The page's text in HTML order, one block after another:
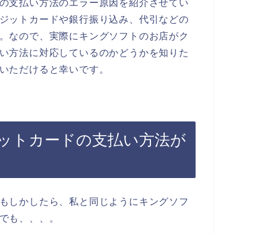
支払い方法のエラー原因を紹介させてい
ットカードや銀行振り込み、代引などの
なので、実際にキングソフトのお店がク
方法に対応しているのかどうかを知りた
ただけると幸いです。
トカードの支払い方法が
しかしたら、私と同じようにキングソフ
も、、、。